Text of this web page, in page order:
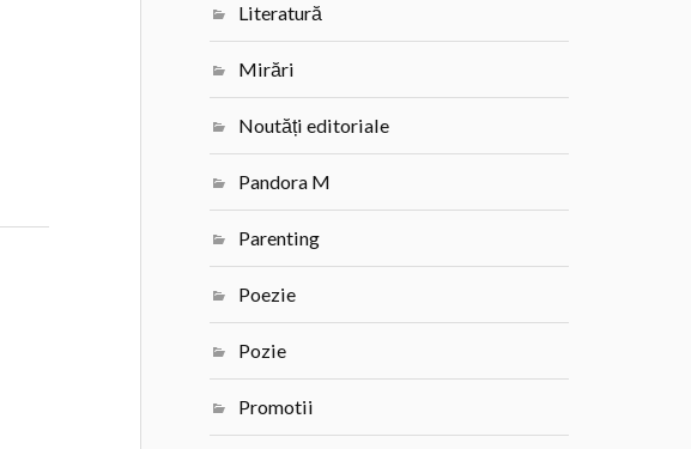
Literatură
Mirări
Noutăți editoriale
Pandora M
Parenting
Poezie
Pozie
Promotii